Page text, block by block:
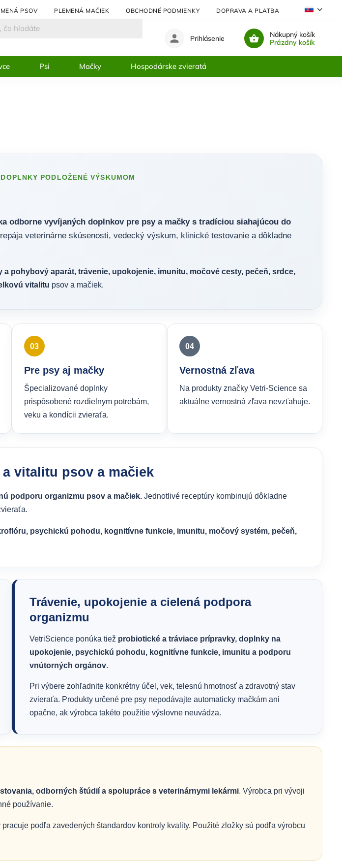
PSOV PLEMENÁ MAČIEK OBCHODNÉ PODMIENKY DOPRAVA A PLATBA
Nákupný košík
Prázdny košík
Prihlásenie
Psi Mačky Hospodárske zvieratá
PODLOŽENÉ VÝSKUMOM
odborne vyvíjaných doplnkov pre psy a mačky s tradíciou siahajúcou do
veterinárne skúsenosti, vedecký výskum, klinické testovanie a dôkladne
a pohybový aparát, trávenie, upokojenie, imunitu, močové cesty, pečeň, srdce,
vitalitu psov a mačiek.
03
Pre psy aj mačky
Špecializované doplnky
prispôsobené rozdielnym potrebám,
veku a kondícii zvieraťa.
04
Vernostná zľava
Na produkty značky Vetri-Science sa
aktuálne vernostná zľava nevzťahuje.
vitalitu psov a mačiek
podporu organizmu psov a mačiek. Jednotlivé receptúry kombinujú dôkladne
psychickú pohodu, kognitívne funkcie, imunitu, močový systém, pečeň,
Trávenie, upokojenie a cielená podpora
organizmu
VetriScience ponúka tiež probiotické a tráviace prípravky, doplnky na
upokojenie, psychickú pohodu, kognitívne funkcie, imunitu a podporu
vnútorných orgánov.
Pri výbere zohľadnite konkrétny účel, vek, telesnú hmotnosť a zdravotný stav
zvieraťa. Produkty určené pre psy nepodávajte automaticky mačkám ani
opačne, ak výrobca takéto použitie výslovne neuvádza.
odborných štúdií a spolupráce s veterinárnymi lekármi. Výrobca pri vývoji
používanie.
podľa zavedených štandardov kontroly kvality. Použité zložky sú podľa výrobcu